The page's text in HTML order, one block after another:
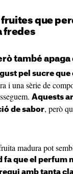
fruites que
fredes
també apaga
pel sucre que
i una sèrie de
Aquests
de sabor, però
madura pot
fa que el perfum
amb tanta